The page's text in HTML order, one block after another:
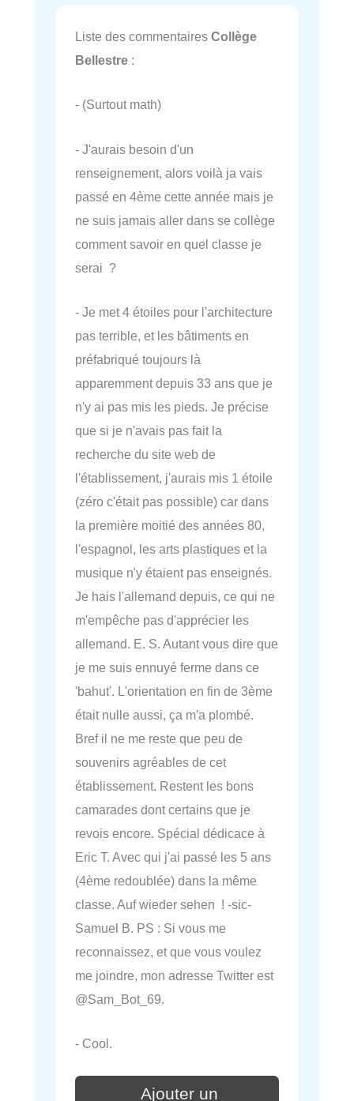
Liste des commentaires Collège
Bellestre :
- (Surtout math)
- J'aurais besoin d'un
renseignement, alors voilà ja vais
passé en 4ème cette année mais je
ne suis jamais aller dans se collège
comment savoir en quel classe je
serai ?
- Je met 4 étoiles pour l'architecture
pas terrible, et les bâtiments en
préfabriqué toujours là
apparemment depuis 33 ans que je
n'y ai pas mis les pieds. Je précise
que si je n'avais pas fait la
recherche du site web de
l'établissement, j'aurais mis 1 étoile
(zéro c'était pas possible) car dans
la première moitié des années 80,
l'espagnol, les arts plastiques et la
musique n'y étaient pas enseignés.
Je hais l'allemand depuis, ce qui ne
m'empêche pas d'apprécier les
allemand. E. S. Autant vous dire que
je me suis ennuyé ferme dans ce
'bahut'. L'orientation en fin de 3ème
était nulle aussi, ça m'a plombé.
Bref il ne me reste que peu de
souvenirs agréables de cet
établissement. Restent les bons
camarades dont certains que je
revois encore. Spécial dédicace à
Eric T. Avec qui j'ai passé les 5 ans
(4ème redoublée) dans la même
classe. Auf wieder sehen ! -sic-
Samuel B. PS : Si vous me
reconnaissez, et que vous voulez
me joindre, mon adresse Twitter est
@Sam_Bot_69.
- Cool.
Ajouter un